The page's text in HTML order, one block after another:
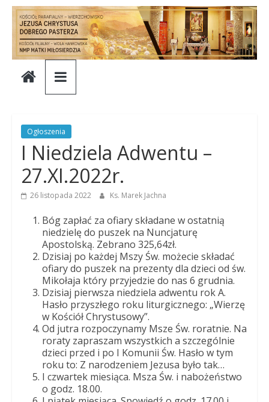
Skip
content
Parafia
Chrystusa
Dobrego
Pasterza
Parafia
Chrystusa
Dobrego
Pasterza
Ogłoszenia
I Niedziela Adwentu –
27.XI.2022r.
26 listopada 2022 Ks. Marek Jachna
Bóg zapłać za ofiary składane w ostatnią
niedzielę do puszek na Nuncjaturę
Apostolską. Zebrano 325,64zł.
Dzisiaj po każdej Mszy Św. możecie składać
ofiary do puszek na prezenty dla dzieci od św.
Mikołaja który przyjedzie do nas 6 grudnia.
Dzisiaj pierwsza niedziela adwentu rok A.
Hasło przyszłego roku liturgicznego: „Wierzę
w Kościół Chrystusowy”.
Od jutra rozpoczynamy Msze Św. roratnie. Na
roraty zapraszam wszystkich a szczególnie
dzieci przed i po I Komunii Św. Hasło w tym
roku to: Z narodzeniem Jezusa było tak…
I czwartek miesiąca. Msza Św. i nabożeństwo
o godz. 18.00.